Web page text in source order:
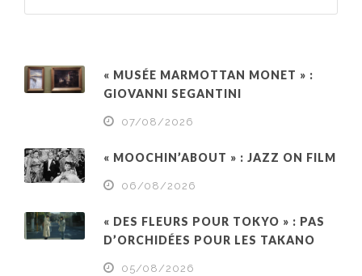
« MUSÉE MARMOTTAN MONET » :
GIOVANNI SEGANTINI
07/08/2026
« MOOCHIN’ABOUT » : JAZZ ON FILM
06/08/2026
« DES FLEURS POUR TOKYO » : PAS
D’ORCHIDÉES POUR LES TAKANO
05/08/2026